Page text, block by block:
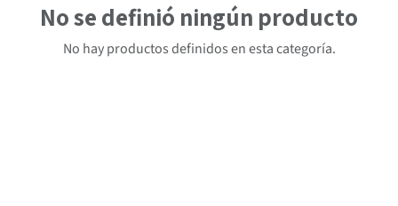
No se definió ningún producto
No hay productos definidos en esta categoría.